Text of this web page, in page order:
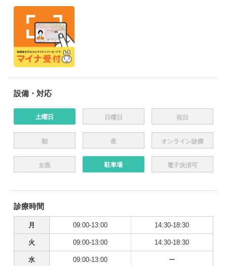
設備・対応
土曜日 日曜日 祝日
朝 夜 オンライン診療
女医 駐車場 電子決済可
診療時間
月 09:00-13:00 14:30-18:30
火 09:00-13:00 14:30-18:30
水 09:00-13:00 ー